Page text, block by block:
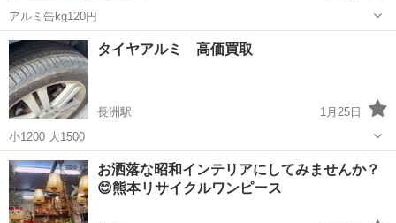
アルミ缶kg120円
熊本 荒尾市 大野下駅 リサイクルショップ
タイヤアルミ 高価買取
長洲駅
1月25日
小1200 大1500
熊本 玉名郡 長洲駅 リサイクルショップ タイヤ
お洒落な昭和インテリアにしてみませんか？
😊熊本リサイクルワンピース